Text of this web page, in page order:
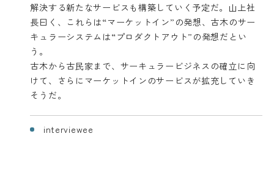
解決する新たなサービスも構築していく予定だ。山上社
長曰く、これらは“マーケットイン”の発想、古木のサー
キュラーシステムは“プロダクトアウト”の発想だとい
う。
古木から古民家まで、サーキュラービジネスの確立に向
けて、さらにマーケットインのサービスが拡充していき
そうだ。
interviewee